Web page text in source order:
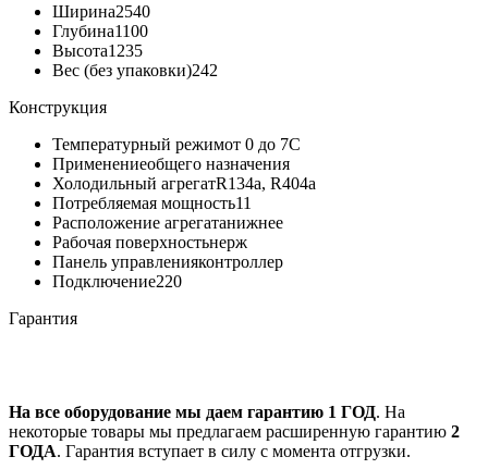
Ширина2540
Глубина1100
Высота1235
Вес (без упаковки)242
Конструкция
Температурный режимот 0 до 7C
Применениеобщего назначения
Холодильный агрегатR134a, R404a
Потребляемая мощность11
Расположение агрегатанижнее
Рабочая поверхностьнерж
Панель управленияконтроллер
Подключение220
Гарантия
На все оборудование мы даем гарантию 1 ГОД. На
некоторые товары мы предлагаем расширенную гарантию 2
ГОДА. Гарантия вступает в силу с момента отгрузки.